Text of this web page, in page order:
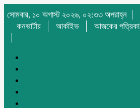
সোমবার, ১০ অগাস্ট ২০২৬, ০২:৩৩ অপরাহ্ন
কনভার্টার
আর্কাইভ আজকের পত্রিকা